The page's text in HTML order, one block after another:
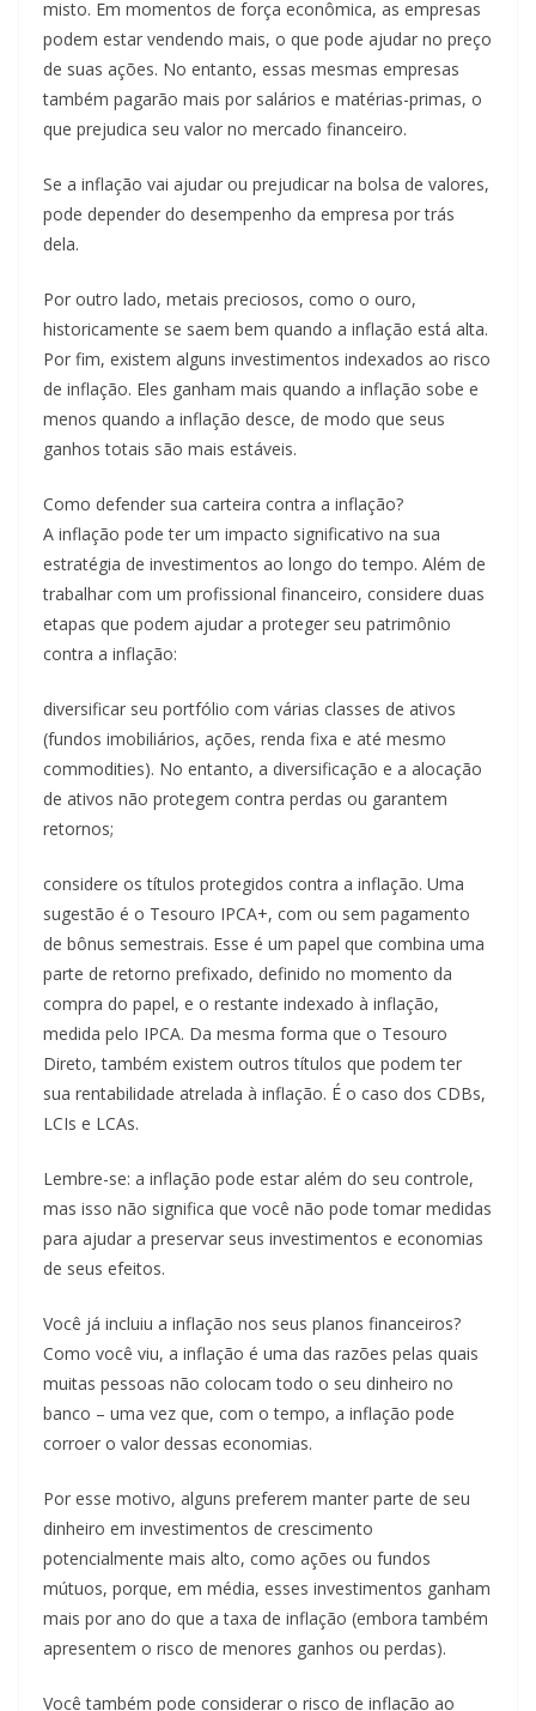
misto. Em momentos de força econômica, as empresas
podem estar vendendo mais, o que pode ajudar no preço
de suas ações. No entanto, essas mesmas empresas
também pagarão mais por salários e matérias-primas, o
que prejudica seu valor no mercado financeiro.
Se a inflação vai ajudar ou prejudicar na bolsa de valores,
pode depender do desempenho da empresa por trás
dela.
Por outro lado, metais preciosos, como o ouro,
historicamente se saem bem quando a inflação está alta.
Por fim, existem alguns investimentos indexados ao risco
de inflação. Eles ganham mais quando a inflação sobe e
menos quando a inflação desce, de modo que seus
ganhos totais são mais estáveis.
Como defender sua carteira contra a inflação?
A inflação pode ter um impacto significativo na sua
estratégia de investimentos ao longo do tempo. Além de
trabalhar com um profissional financeiro, considere duas
etapas que podem ajudar a proteger seu patrimônio
contra a inflação:
diversificar seu portfólio com várias classes de ativos
(fundos imobiliários, ações, renda fixa e até mesmo
commodities). No entanto, a diversificação e a alocação
de ativos não protegem contra perdas ou garantem
retornos;
considere os títulos protegidos contra a inflação. Uma
sugestão é o Tesouro IPCA+, com ou sem pagamento
de bônus semestrais. Esse é um papel que combina uma
parte de retorno prefixado, definido no momento da
compra do papel, e o restante indexado à inflação,
medida pelo IPCA. Da mesma forma que o Tesouro
Direto, também existem outros títulos que podem ter
sua rentabilidade atrelada à inflação. É o caso dos CDBs,
LCIs e LCAs.
Lembre-se: a inflação pode estar além do seu controle,
mas isso não significa que você não pode tomar medidas
para ajudar a preservar seus investimentos e economias
de seus efeitos.
Você já incluiu a inflação nos seus planos financeiros?
Como você viu, a inflação é uma das razões pelas quais
muitas pessoas não colocam todo o seu dinheiro no
banco – uma vez que, com o tempo, a inflação pode
corroer o valor dessas economias.
Por esse motivo, alguns preferem manter parte de seu
dinheiro em investimentos de crescimento
potencialmente mais alto, como ações ou fundos
mútuos, porque, em média, esses investimentos ganham
mais por ano do que a taxa de inflação (embora também
apresentem o risco de menores ganhos ou perdas).
Você também pode considerar o risco de inflação ao